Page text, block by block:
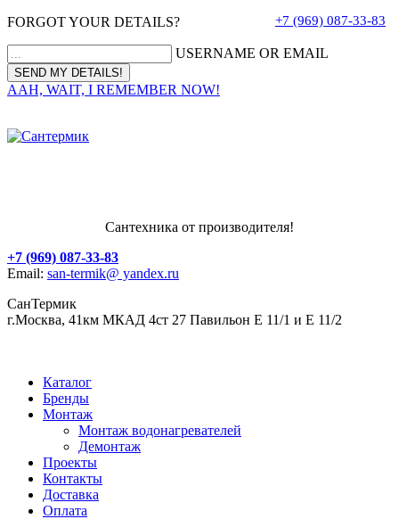
FORGOT YOUR DETAILS?
USERNAME OR EMAIL
AAH, WAIT, I REMEMBER NOW!
+7 (969) 087-33-83
Сантехника от производителя!
+7 (969) 087-33-83
Email: san-termik@ yandex.ru
СанТермик
г.Москва, 41км МКАД 4ст 27 Павильон Е 11/1 и Е 11/2
Каталог
Бренды
Монтаж
Монтаж водонагревателей
Демонтаж
Проекты
Контакты
Доставка
Оплата